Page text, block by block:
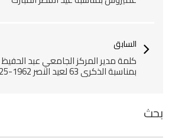
السابق
كلمة مدير المركز الجامعي عبد
بمناسبة الذكرى 63 لعيد النصر 1962-2025
بحث